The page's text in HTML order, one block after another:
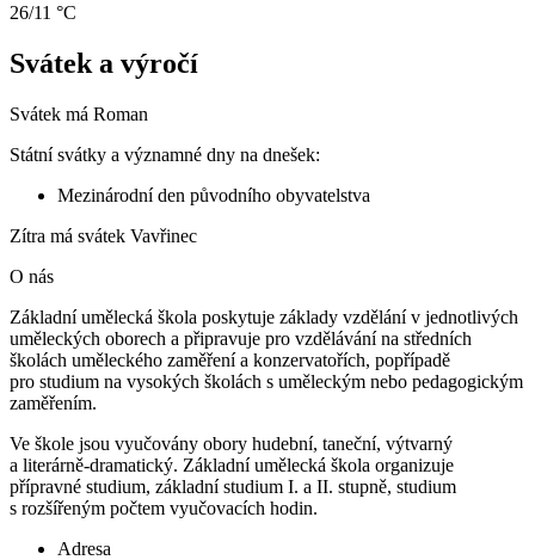
26/11 °C
Svátek a výročí
Svátek má Roman
Státní svátky a významné dny na dnešek:
Mezinárodní den původního obyvatelstva
Zítra má svátek Vavřinec
O nás
Základní umělecká škola poskytuje základy vzdělání v jednotlivých
uměleckých oborech a připravuje pro vzdělávání na středních
školách uměleckého zaměření a konzervatořích, popřípadě
pro studium na vysokých školách s uměleckým nebo pedagogickým
zaměřením.
Ve škole jsou vyučovány obory hudební, taneční, výtvarný
a literárně-dramatický. Základní umělecká škola organizuje
přípravné studium, základní studium I. a II. stupně, studium
s rozšířeným počtem vyučovacích hodin.
Adresa